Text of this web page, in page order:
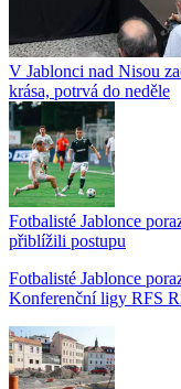
V Jablonci nad Nisou
krása, potrvá do neděle
Fotbalisté Jablonce
přiblížili postupu
Fotbalisté Jablonce
Konferenční ligy RFS